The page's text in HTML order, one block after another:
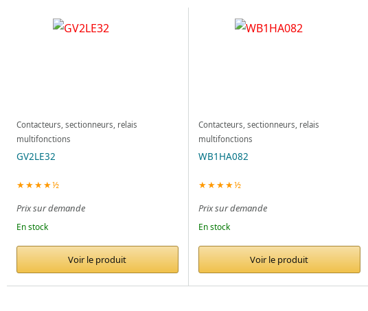
Contacteurs, sectionneurs, relais
multifonctions
GV2LE32
★★★★½
Prix sur demande
En stock
Voir le produit
Contacteurs, sectionneurs, relais
multifonctions
WB1HA082
★★★★½
Prix sur demande
En stock
Voir le produit